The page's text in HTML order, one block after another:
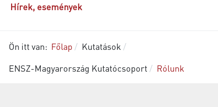
Hírek, események
Ön itt van: Főlap
Kutatások
ENSZ-Magyarország Kutatócsoport
Rólunk